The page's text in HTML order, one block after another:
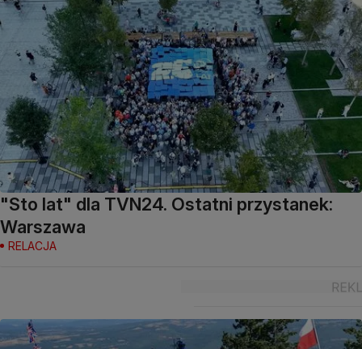
"Sto lat" dla TVN24. Ostatni przystanek:
Warszawa
RELACJA